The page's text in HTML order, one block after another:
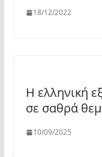
18/12/2022
Η ελληνική
σε σαθρά
10/09/2025